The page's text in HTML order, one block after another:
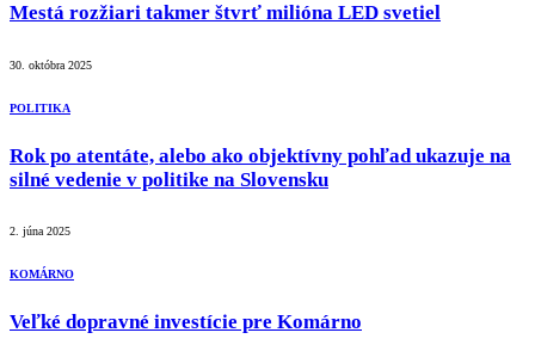
Mestá rozžiari takmer štvrť milióna LED svetiel
30. októbra 2025
POLITIKA
Rok po atentáte, alebo ako objektívny pohľad ukazuje na
silné vedenie v politike na Slovensku
2. júna 2025
KOMÁRNO
Veľké dopravné investície pre Komárno